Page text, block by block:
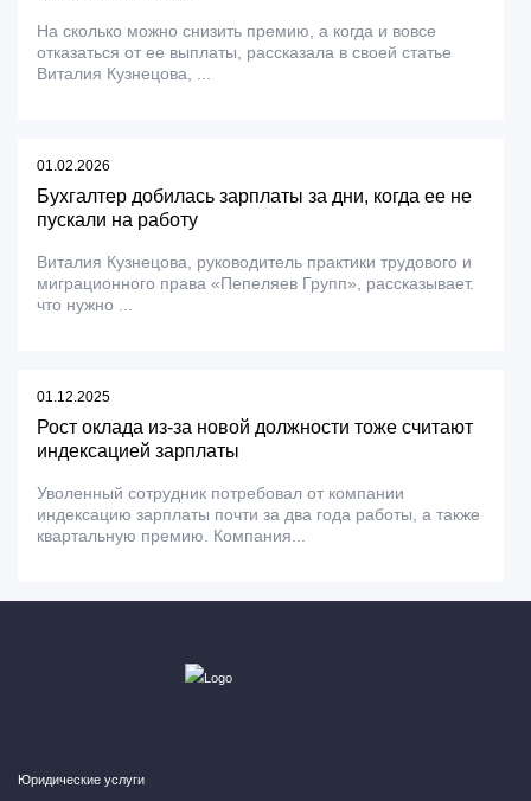
На сколько можно снизить премию, а когда и вовсе
отказаться от ее выплаты, рассказала в своей статье
Виталия Кузнецова, ...
01.02.2026
Бухгалтер добилась зарплаты за дни, когда ее не
пускали на работу
Виталия Кузнецова, руководитель практики трудового и
миграционного права «Пепеляев Групп», рассказывает.
что нужно ...
01.12.2025
Рост оклада из-за новой должности тоже считают
индексацией зарплаты
Уволенный сотрудник потребовал от компании
индексацию зарплаты почти за два года работы, а также
квартальную премию. Компания...
Юридические услуги